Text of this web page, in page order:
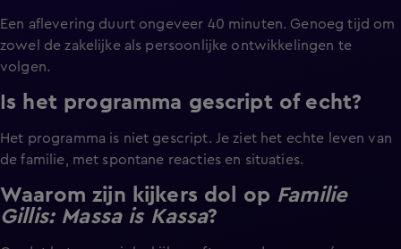
Een aflevering duurt ongeveer 40 minuten. Genoeg tijd om
zowel de zakelijke als persoonlijke ontwikkelingen te
volgen.
Is het programma gescript of echt?
Het programma is niet gescript. Je ziet het echte leven van
de familie, met spontane reacties en situaties.
Waarom zijn kijkers dol op Familie
Gillis: Massa is Kassa?